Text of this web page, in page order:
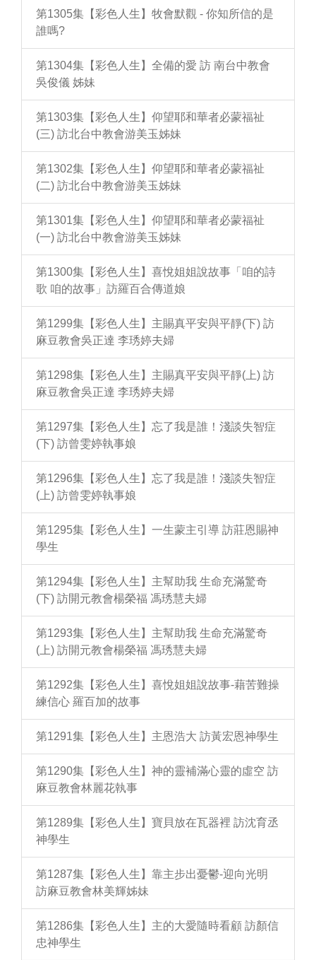
第1305集【彩色人生】牧會默觀 - 你知所信的是
誰嗎?
第1304集【彩色人生】全備的愛 訪 南台中教會
吳俊儀 姊妹
第1303集【彩色人生】仰望耶和華者必蒙福祉
(三) 訪北台中教會游美玉姊妹
第1302集【彩色人生】仰望耶和華者必蒙福祉
(二) 訪北台中教會游美玉姊妹
第1301集【彩色人生】仰望耶和華者必蒙福祉
(一) 訪北台中教會游美玉姊妹
第1300集【彩色人生】喜悅姐姐說故事「咱的詩
歌 咱的故事」訪羅百合傳道娘
第1299集【彩色人生】主賜真平安與平靜(下) 訪
麻豆教會吳正達 李琇婷夫婦
第1298集【彩色人生】主賜真平安與平靜(上) 訪
麻豆教會吳正達 李琇婷夫婦
第1297集【彩色人生】忘了我是誰！淺談失智症
(下) 訪曾雯婷執事娘
第1296集【彩色人生】忘了我是誰！淺談失智症
(上) 訪曾雯婷執事娘
第1295集【彩色人生】一生蒙主引導 訪莊恩賜神
學生
第1294集【彩色人生】主幫助我 生命充滿驚奇
(下) 訪開元教會楊榮福 馮琇慧夫婦
第1293集【彩色人生】主幫助我 生命充滿驚奇
(上) 訪開元教會楊榮福 馮琇慧夫婦
第1292集【彩色人生】喜悅姐姐說故事-藉苦難操
練信心 羅百加的故事
第1291集【彩色人生】主恩浩大 訪黃宏恩神學生
第1290集【彩色人生】神的靈補滿心靈的虛空 訪
麻豆教會林麗花執事
第1289集【彩色人生】寶貝放在瓦器裡 訪沈育丞
神學生
第1287集【彩色人生】靠主步出憂鬱-迎向光明
訪麻豆教會林美輝姊妹
第1286集【彩色人生】主的大愛隨時看顧 訪顏信
忠神學生